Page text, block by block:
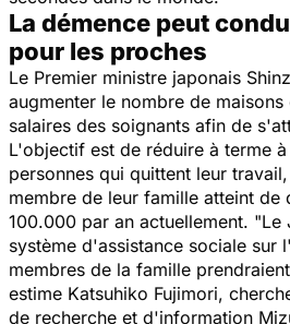
La démence peut
pour les proches
Le Premier ministre japonais
augmenter le nombre de
salaires des soignants afin de
L'objectif est de réduire à terme
personnes qui quittent leur
membre de leur famille atteint de
100.000 par an actuellement. "Le
système d'assistance sociale sur
membres de la famille
estime Katsuhiko Fujimori,
de recherche et d'information